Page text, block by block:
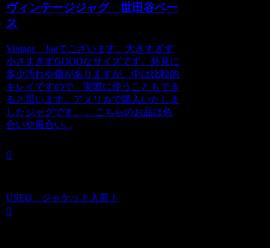
ヴィンテージジャグ 世田谷ベー
ス
Vintage Jagでございます。大きすぎず
小さすぎずGOODなサイズです。外見に
多少汚れや傷がありますが、中は比較的
キレイですので、実際に使うこともでき
ると思います。アメリカで購入いたしま
したジャグです。 。こちらのお品は色
合いや風合い...
USED ジャケット入荷！